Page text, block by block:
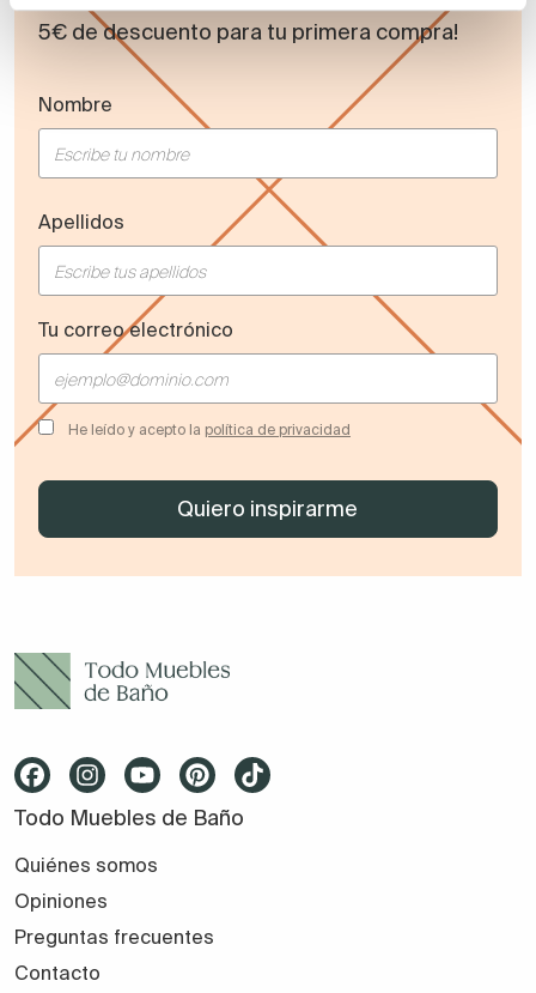
5€ de descuento para tu primera compra!
Nombre
Apellidos
Tu correo electrónico
He leído y acepto la política de privacidad
Todo Muebles de Baño
Quiénes somos
Opiniones
Preguntas frecuentes
Contacto